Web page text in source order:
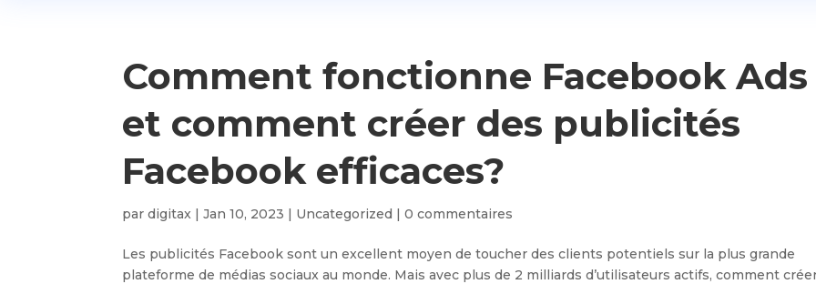
Comment fonctionne Facebook Ads
et comment créer des publicités
Facebook efficaces?
pardigitax |Jan 10, 2023 | Uncategorized |0 commentaires
Les publicités Facebook sont un excellent moyen de toucher des clients potentiels sur la plus grande
plateforme de médias sociaux au monde. Mais avec plus de 2 milliards d’utilisateurs actifs, comment